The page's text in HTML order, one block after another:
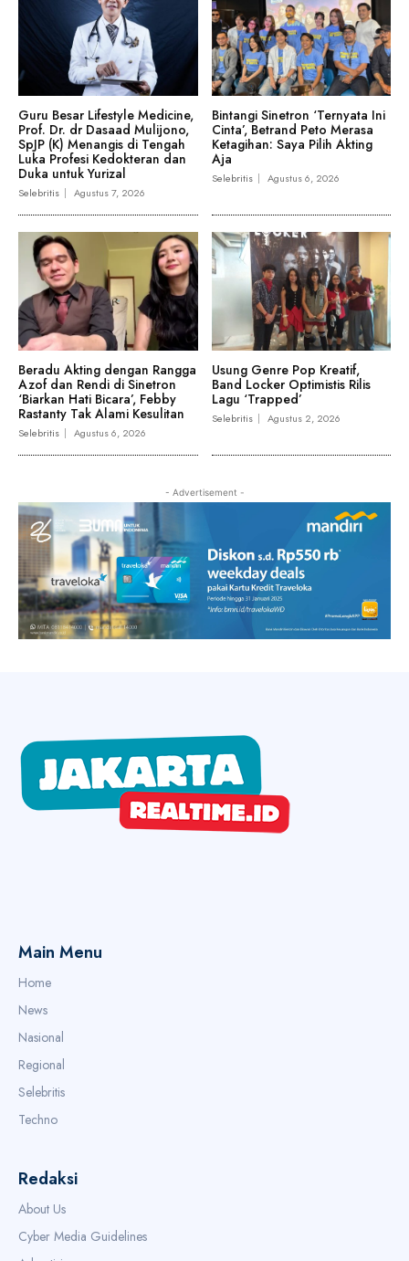
Guru Besar Lifestyle Medicine,
Prof. Dr. dr Dasaad Mulijono,
SpJP (K) Menangis di Tengah
Luka Profesi Kedokteran dan
Duka untuk Yurizal
Selebritis Agustus 7, 2026
Bintangi Sinetron ‘Ternyata Ini
Cinta’, Betrand Peto Merasa
Ketagihan: Saya Pilih Akting
Aja
Selebritis Agustus 6, 2026
Beradu Akting dengan Rangga
Azof dan Rendi di Sinetron
‘Biarkan Hati Bicara’, Febby
Rastanty Tak Alami Kesulitan
Selebritis Agustus 6, 2026
Usung Genre Pop Kreatif,
Band Locker Optimistis Rilis
Lagu ‘Trapped’
Selebritis Agustus 2, 2026
- Advertisement -
Main Menu
Home
News
Nasional
Regional
Selebritis
Techno
Redaksi
About Us
Cyber Media Guidelines